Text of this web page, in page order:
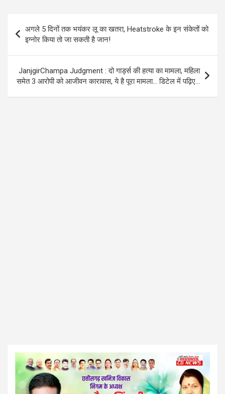
o
o
k
A
p
p
a
m
navigation
अगले 5 दिनों तक भयंकर लू का खतरा, Heatstroke के इन संकेतों को
इग्नोर किया तो जा सकती है जान!
JanjgirChampa Judgment : दो गार्ड्स की हत्या का मामला, महिला
समेत 3 आरोपी को आजीवन कारावास, ये है पूरा मामला… डिटेल में पढ़िए…